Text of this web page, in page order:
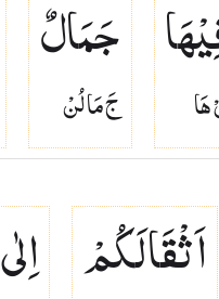
هَا
جَمَالٌ
جَ مَا لُنْ
اَثْقَالَكُمْ اِلٰی